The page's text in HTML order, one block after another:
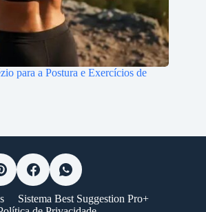
para a Postura e Exercícios de
Sistema Best Suggestion Pro+